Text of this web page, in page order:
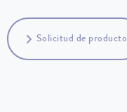
Solicitud de producto